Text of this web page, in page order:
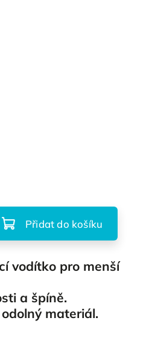
Přidat do košíku
vodítko pro menší
a špíně.
materiál.